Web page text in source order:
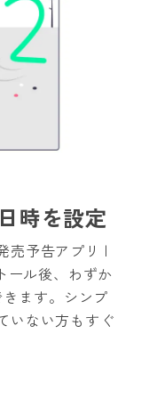
時を設定
売予告アプリ |
ール後、わずか
ます。シンプ
いない方もすぐ